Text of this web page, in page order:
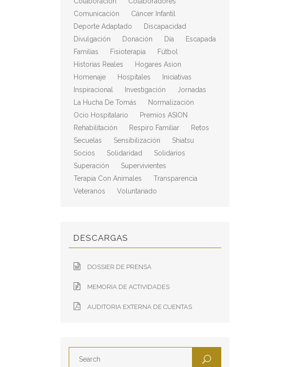
Comunicación
Cáncer Infantil
Deporte Adaptado
Discapacidad
Divulgación
Donación Día
Escapada
Familias
Fisioterapia
Fútbol
Historias Reales
Hogares Asion
Homenaje
Hospitales
Iniciativas
Inspiracional
Investigación
Jornadas
La Hucha De Tomás
Normalización
Ocio Hospitalario
Premios ASION
Rehabilitación
Respiro Familiar
Retos
Secuelas
Sensibilización
Shiatsu
Socios
Solidaridad
Solidarios
Superación
Supervivientes
Terapia Con Animales
Transparencia
Veteranos
Voluntariado
DESCARGAS
DOSSIER DE PRENSA
MEMORIA DE ACTIVIDADES
AUDITORIA EXTERNA DE CUENTAS